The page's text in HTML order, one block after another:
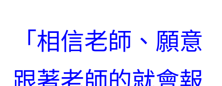
「相信老師、願意